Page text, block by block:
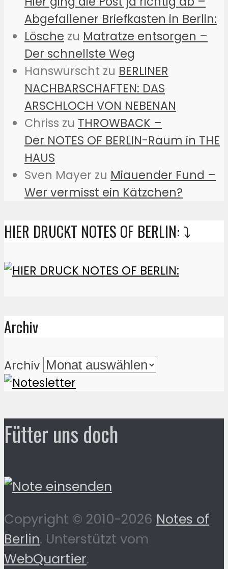
Abgefallener Briefkasten in Berlin:
Lösche zu Matratze entsorgen –
Der schnellste Weg
Hanswurscht zu BERLINER
NACHBARSCHAFTEN: DAS
ARSCHLOCH VON NEBENAN
Chriss zu THROWBACK –
Der NOTES OF BERLIN-Raum in THE
HAUS
Sven Mayer zu Miauender Fund –
Wer vermisst ein Kätzchen?
HIER DRUCKT NOTES OF BERLIN: ⤵️
Archiv
Archiv
Fütter uns doch
Copyright © 2010-2026 Notes of
Berlin. Unterstützt vom
WebQuartier.